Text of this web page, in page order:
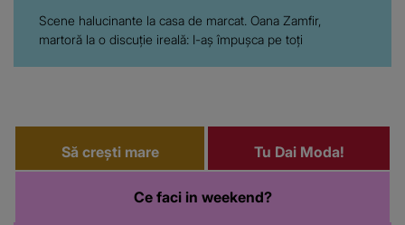
Scene halucinante la casa de marcat. Oana Zamfir,
martoră la o discuție ireală: I-aș împușca pe toți
Să crești mare Tu Dai Moda!
Ce faci in weekend?